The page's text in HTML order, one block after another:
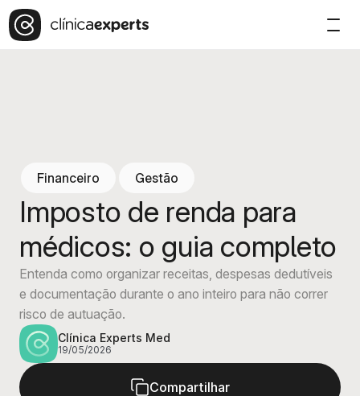
Financeiro Gestão
Imposto de renda para
médicos: o guia completo
Entenda como organizar receitas, despesas dedutíveis
e documentação durante o ano inteiro para não correr
risco de autuação.
Clínica Experts Med
19/05/2026
Compartilhar